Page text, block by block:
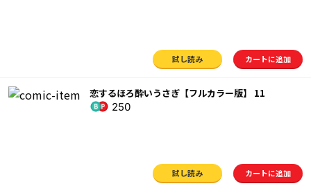
試し読み カートに追加
恋するほろ酔いうさぎ【フルカラー版】 11
250
試し読み カートに追加